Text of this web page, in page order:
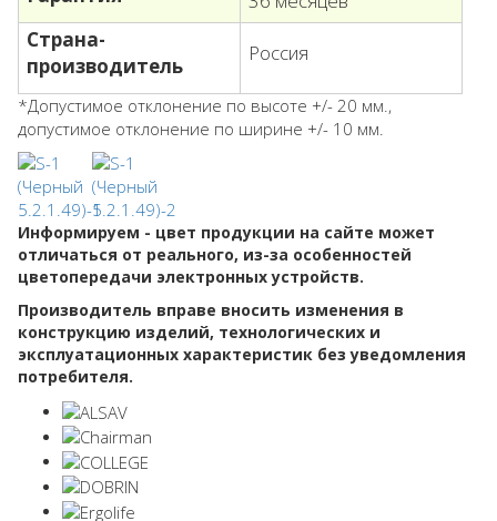
Страна-
производитель
Россия
*Допустимое отклонение по высоте +/- 20 мм.,
допустимое отклонение по ширине +/- 10 мм.
Информируем - цвет продукции на сайте может
отличаться от реального, из-за особенностей
цветопередачи электронных устройств.
Производитель вправе вносить изменения в
конструкцию изделий, технологических и
эксплуатационных характеристик без уведомления
потребителя.